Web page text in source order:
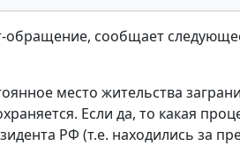
обращение, сообщает
место жительства
Если да, то какая
РФ (т.е. находились за